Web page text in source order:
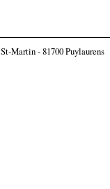
Martin - 81700 Puylaurens